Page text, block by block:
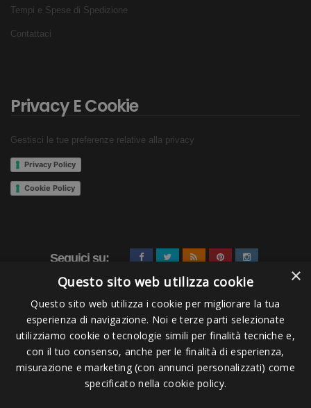
Tempi e Spese di Spedizione
Contattaci
Privacy E Cookie
Gestisci le tue preferenze relative alla privacy
Privacy Policy
Cookie Policy
Seguici su:
Pagamenti Accettati
×
Questo sito web utilizza cookie
Questo sito web utilizza i cookie per migliorare la tua
esperienza di navigazione. Noi e terze parti selezionate
utilizziamo cookie o tecnologie simili per finalità tecniche e,
con il tuo consenso, anche per le finalità di esperienza,
misurazione e marketing (con annunci personalizzati) come
specificato nella cookie policy.